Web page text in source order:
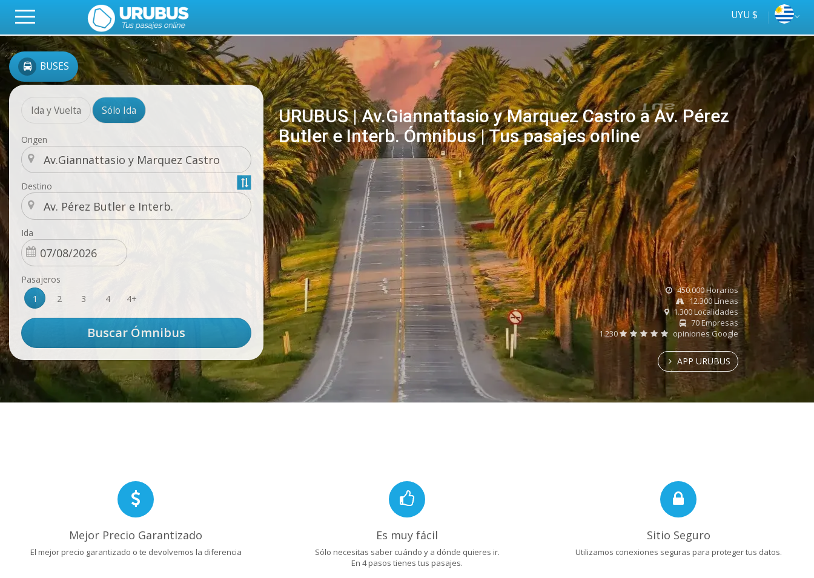
UYU $
BUSES
Ida y Vuelta Sólo Ida
Origen
Destino
Ida
Pasajeros
1
2 3 4 4+
URUBUS | Av.Giannattasio y Marquez Castro a Av. Pérez
Butler e Interb. Ómnibus | Tus pasajes online
online
Tus
ómnibus
450.000 Horarios
12.300 Líneas
1.300 Localidades
70 Empresas
1.230
opiniones Google
APP URUBUS
Mejor Precio Garantizado
El mejor precio garantizado o te devolvemos la diferencia
Es muy fácil
Sólo necesitas saber cuándo y a dónde quieres ir.
En 4 pasos tienes tus pasajes.
Sitio Seguro
Utilizamos conexiones seguras para proteger tus datos.